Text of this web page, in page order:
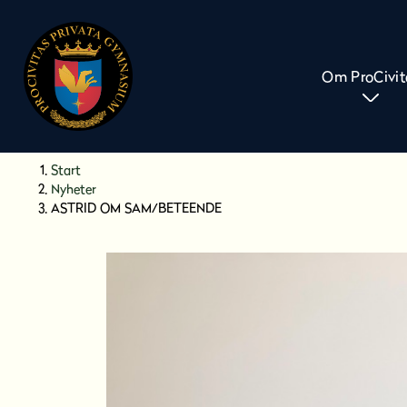
Huvudnavigation
Om
Start
Nyheter
ASTRID OM SAM/BETEENDE